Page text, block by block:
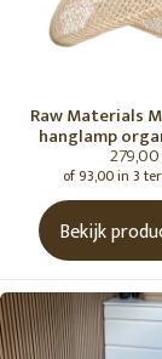
Raw Materials
hanglamp
75x31 cm
279,00
of 93,00 in 3
Bekijk